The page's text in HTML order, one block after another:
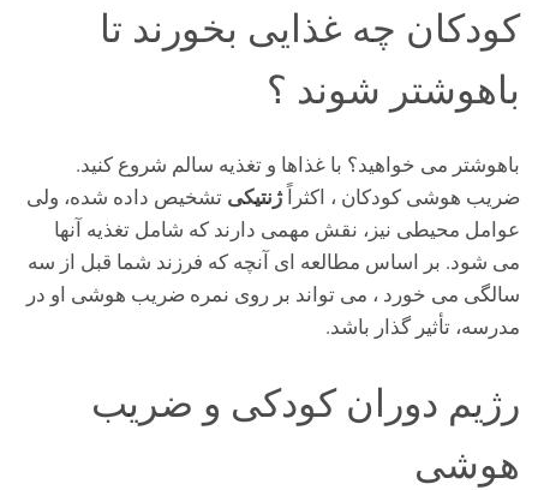
کودکان چه غذایی بخورند تا
باهوشتر شوند ؟
باهوشتر می خواهید؟ با غذاها و تغذیه سالم شروع کنید.
ضریب هوشی کودکان ، اکثراًژنتیکی تشخیص داده شده، ولی
عوامل محیطی نیز، نقش مهمی دارند که شامل تغذیه آنها
می شود. بر اساس مطالعه ای آنچه که فرزند شما قبل از سه
سالگی می خورد ، می تواند بر روی نمره ضریب هوشی او در
مدرسه، تأثیر گذار باشد.
رژیم دوران کودکی و ضریب
هوشی